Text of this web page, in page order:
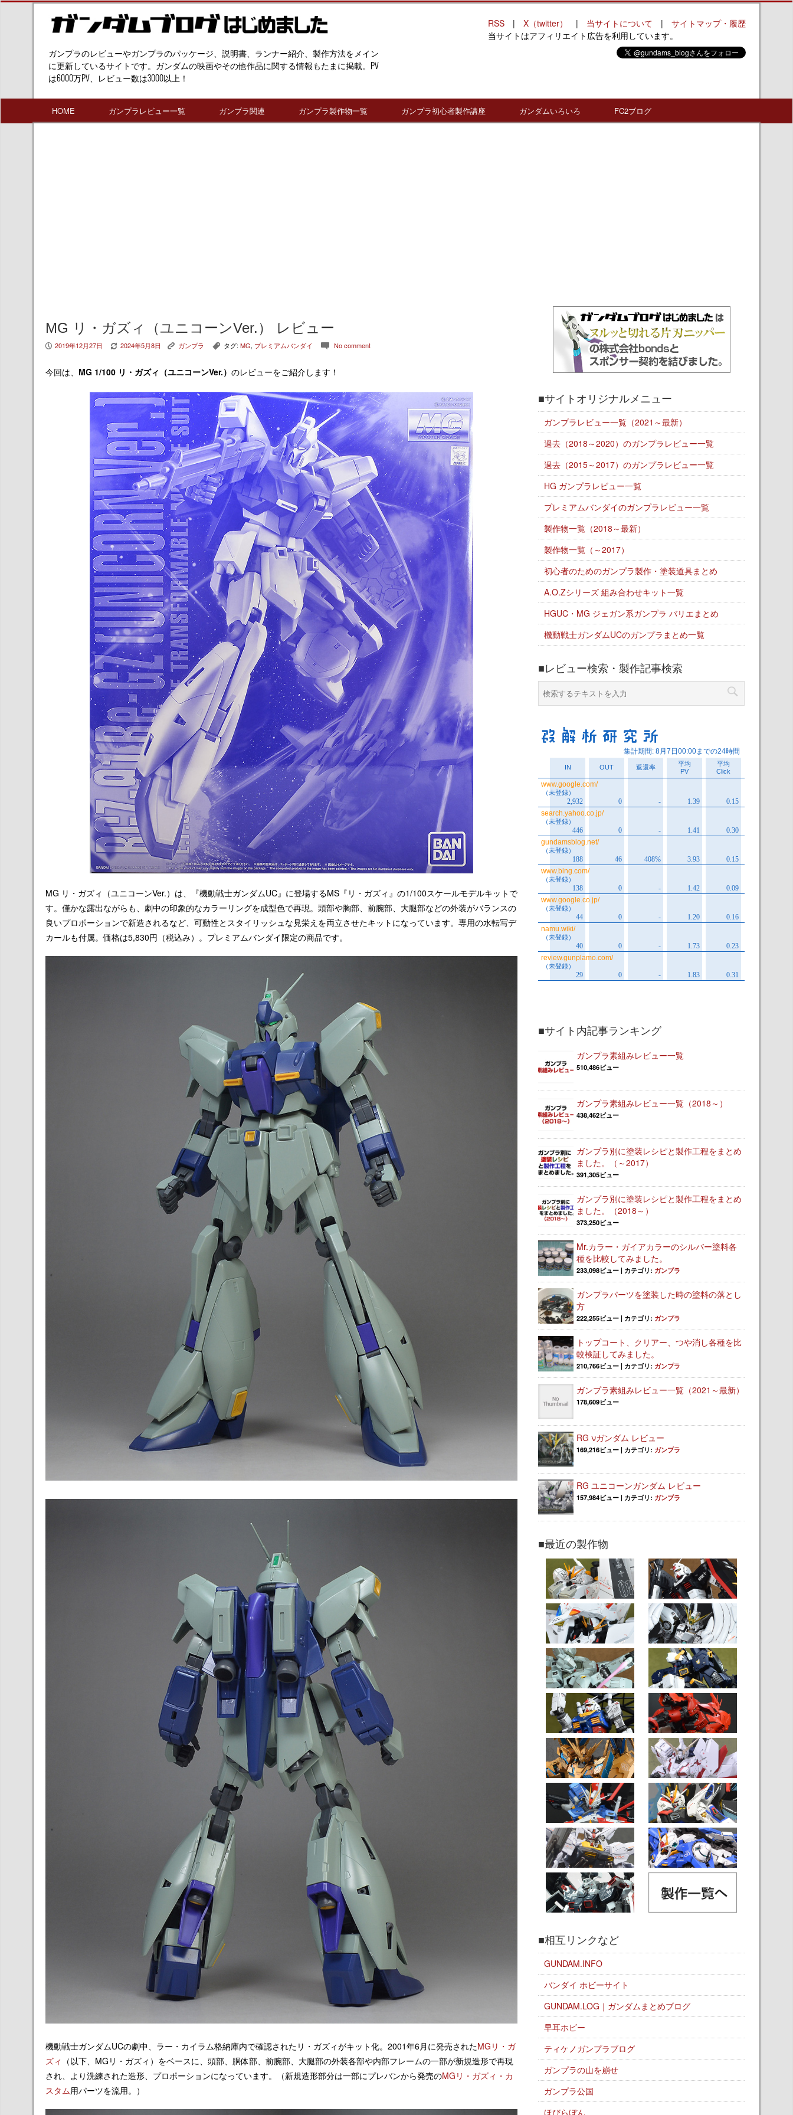
ガンプラのレビューやガンプラのパッケージ、説明書、ランナー紹介、製作方法をメイン
に更新しているサイトです。ガンダムの映画やその他作品に関する情報もたまに掲載。PV
は6000万PV、レビュー数は3000以上！
RSS | X（twitter） | 当サイトについて | サイトマップ・履歴
当サイトはアフィリエイト広告を利用しています。
HOME ガンプラレビュー一覧 ガンプラ関連 ガンプラ製作物一覧 ガンプラ初心者製作講座 ガンダムいろいろ FC2ブログ
MG リ・ガズィ（ユニコーンVer.） レビュー
P 2019年12月27日 V 2024年5月8日 K ガンプラ , タグ: MG, プレミアムバンダイ c No comment
今回は、 MG 1/100 リ・ガズィ（ユニコーンVer.） のレビューをご紹介します！
MG リ・ガズィ（ユニコーンVer.）は、『機動戦士ガンダムUC』に登場するMS『リ・ガズィ』の1/100スケールモデルキットで
す。僅かな露出ながらも、劇中の印象的なカラーリングを成型色で再現。頭部や胸部、前腕部、大腿部などの外装がバランスの
良いプロポーションで新造されるなど、可動性とスタイリッシュな見栄えを両立させたキットになっています。専用の水転写デ
カールも付属。価格は5,830円（税込み）。プレミアムバンダイ限定の商品です。
機動戦士ガンダムUCの劇中、ラー・カイラム格納庫内で確認されたリ・ガズィがキット化。2001年6月に発売されたMGリ・ガ
ズィ （以下、MGリ・ガズィ）をベースに、頭部、胴体部、前腕部、大腿部の外装各部や内部フレームの一部が新規造形で再現
され、より洗練された造形、プロポーションになっています。（新規造形部分は一部にプレバンから発売のMGリ・ガズィ・カ
スタム用パーツを流用。）
■サイトオリジナルメニュー
ガンプラレビュー一覧（2021～最新）
過去（2018～2020）のガンプラレビュー一覧
過去（2015～2017）のガンプラレビュー一覧
HG ガンプラレビュー一覧
プレミアムバンダイのガンプラレビュー一覧
製作物一覧（2018～最新）
製作物一覧（～2017）
初心者のためのガンプラ製作・塗装道具まとめ
A.O.Zシリーズ 組み合わせキット一覧
HGUC・MG ジェガン系ガンプラ バリエまとめ
機動戦士ガンダムUCのガンプラまとめ一覧
■レビュー検索・製作記事検索
■サイト内記事ランキング
ガンプラ素組みレビュー一覧
510,486ビュー
ガンプラ素組みレビュー一覧（2018～）
438,462ビュー
ガンプラ別に塗装レシピと製作工程をまとめ
ました。（～2017）
391,305ビュー
ガンプラ別に塗装レシピと製作工程をまとめ
ました。（2018～）
373,250ビュー
Mr.カラー・ガイアカラーのシルバー塗料各
種を比較してみました。
233,098ビュー | カテゴリ: ガンプラ
ガンプラパーツを塗装した時の塗料の落とし
方
222,255ビュー | カテゴリ: ガンプラ
トップコート、クリアー、つや消し各種を比
較検証してみました。
210,766ビュー | カテゴリ: ガンプラ
ガンプラ素組みレビュー一覧（2021～最新）
178,609ビュー
RG νガンダム レビュー
169,216ビュー | カテゴリ: ガンプラ
RG ユニコーンガンダム レビュー
157,984ビュー | カテゴリ: ガンプラ
■最近の製作物
■相互リンクなど
GUNDAM.INFO
バンダイ ホビーサイト
GUNDAM.LOG｜ガンダムまとめブログ
早耳ホビー
ティケノガンプラブログ
ガンプラの山を崩せ
ガンプラ公国
ほびらぼん